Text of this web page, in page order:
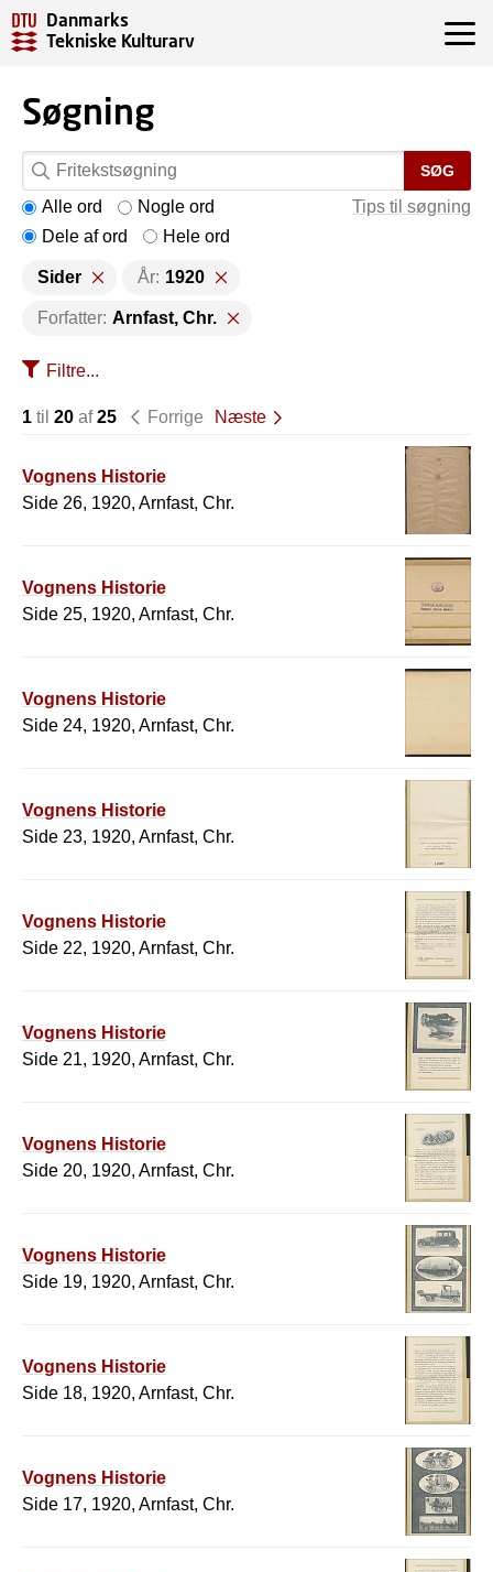
Danmarks
Tekniske Kulturarv
Søgning
SØG
Tips til søgning
Alle ord
Nogle ord
Dele af ord
Hele ord
Sider År: 1920
Forfatter: Arnfast, Chr.
Filtre...
1 til 20 af25 Forrige Næste
Vognens Historie
Side 26, 1920, Arnfast, Chr.
Vognens Historie
Side 25, 1920, Arnfast, Chr.
Vognens Historie
Side 24, 1920, Arnfast, Chr.
Vognens Historie
Side 23, 1920, Arnfast, Chr.
Vognens Historie
Side 22, 1920, Arnfast, Chr.
Vognens Historie
Side 21, 1920, Arnfast, Chr.
Vognens Historie
Side 20, 1920, Arnfast, Chr.
Vognens Historie
Side 19, 1920, Arnfast, Chr.
Vognens Historie
Side 18, 1920, Arnfast, Chr.
Vognens Historie
Side 17, 1920, Arnfast, Chr.